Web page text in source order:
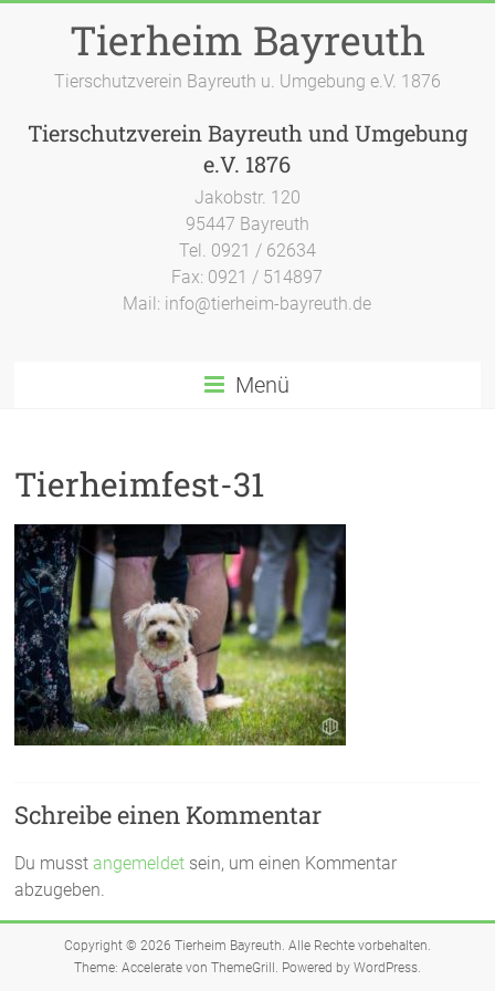
Tierheim Bayreuth
Tierschutzverein Bayreuth u. Umgebung e.V. 1876
Tierschutzverein Bayreuth und Umgebung
e.V. 1876
Jakobstr. 120
95447 Bayreuth
Tel. 0921 / 62634
Fax: 0921 / 514897
Mail: info@tierheim-bayreuth.de
Menü
Tierheimfest-31
Schreibe einen Kommentar
Du musstangemeldet sein, um einen Kommentar
abzugeben.
Copyright © 2026 Tierheim Bayreuth. Alle Rechte vorbehalten.
Theme: Acceleratevon ThemeGrill. Powered by WordPress.